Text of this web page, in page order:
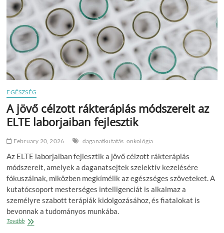
ivást
közelmúlt
válságidőszakában
EGÉSZSÉG
A jövő célzott rákterápiás módszereit az
ELTE laborjaiban fejlesztik
February 20, 2026 daganatkutatás onkológia
Az ELTE laborjaiban fejlesztik a jövő célzott rákterápiás
módszereit, amelyek a daganatsejtek szelektív kezelésére
fókuszálnak, miközben megkímélik az egészséges szöveteket. A
kutatócsoport mesterséges intelligenciát is alkalmaz a
személyre szabott terápiák kidolgozásához, és fiatalokat is
bevonnak a tudományos munkába.
TovábbA